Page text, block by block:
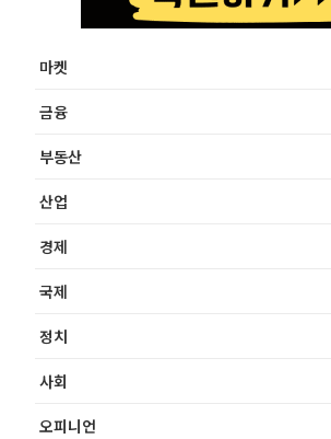
마켓
금융
부동산
산업
경제
국제
정치
사회
오피니언